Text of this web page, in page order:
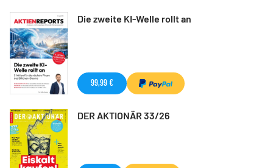
Die zweite KI-Welle rollt an
99,99 €
DER AKTIONÄR 33/26